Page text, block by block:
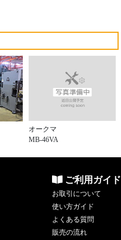
オークマ
MB-46VA
ご利用ガイド
お取引について
使い方ガイド
よくある質問
販売の流れ